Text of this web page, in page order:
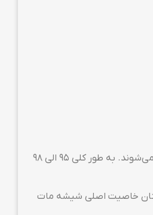
گلس گیمینگ از جنس همان شیشه‌ای‌ست که برای ساخت آسانسورهای شیشه‌ای استفاده می‌شود. اما برای بهینه شدن بر روی گوشی ترکیبات دیگری هم اضافه می‌شوند. به طور کلی ۹۵ الی ۹۸
خاصیت اصلی شیشه مات